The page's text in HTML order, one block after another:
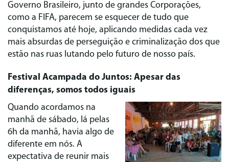
Governo Brasileiro, junto de grandes Corporações,
como a FIFA, parecem se esquecer de tudo que
conquistamos até hoje, aplicando medidas cada vez
mais absurdas de perseguição e criminalização dos que
estão nas ruas lutando pelo futuro de nosso país.
Festival Acampada do Juntos: Apesar das
diferenças, somos todos iguais
Quando acordamos na
manhã de sábado, lá pelas
6h da manhã, havia algo de
diferente em nós. A
expectativa de reunir mais